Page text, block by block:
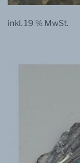
inkl. 19 % MwSt.